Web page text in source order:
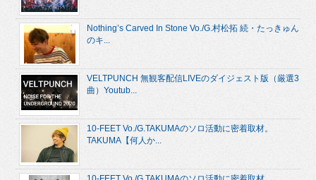
Nothing’s Carved In Stone Vo./G.村松拓 続・たっきゅん
のキ...
VELTPUNCH 無観客配信LIVEのダイジェスト版（厳選3
曲）Youtub...
10-FEET Vo./G.TAKUMAのソロ活動に密着取材。
TAKUMA【何人か...